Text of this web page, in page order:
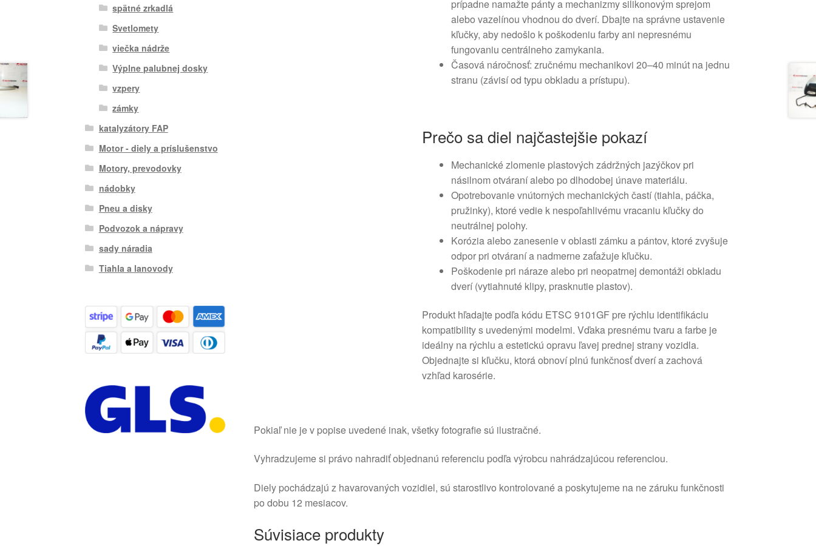
prípadne namažte pánty a mechanizmy silikonovým sprejom
alebo vazelínou vhodnou do dverí. Dbajte na správne ustavenie
kľučky, aby nedošlo k poškodeniu farby ani nepresnému
fungovaniu centrálneho zamykania.
Časová náročnosť: zručnému mechanikovi 20–40 minút na jednu
stranu (závisí od typu obkladu a prístupu).
Prečo sa diel najčastejšie pokazí
Mechanické zlomenie plastových zádržných jazýčkov pri
násilnom otváraní alebo po dlhodobej únave materiálu.
Opotrebovanie vnútorných mechanických častí (tiahla, páčka,
pružinky), ktoré vedie k nespoľahlivému vracaniu kľučky do
neutrálnej polohy.
Korózia alebo zanesenie v oblasti zámku a pántov, ktoré zvyšuje
odpor pri otváraní a nadmerne zaťažuje kľučku.
Poškodenie pri náraze alebo pri neopatrnej demontáži obkladu
dverí (vytiahnuté klipy, prasknutie plastov).
Produkt hľadajte podľa kódu ETSC 9101GF pre rýchlu identifikáciu
kompatibility s uvedenými modelmi. Vďaka presnému tvaru a farbe je
ideálny na rýchlu a estetickú opravu ľavej prednej strany vozidla.
Objednajte si kľučku, ktorá obnoví plnú funkčnosť dverí a zachová
vzhľad karosérie.
Pokiaľ nie je v popise uvedené inak, všetky fotografie sú ilustračné.
Vyhradzujeme si právo nahradiť objednanú referenciu podľa výrobcu nahrádzajúcou referenciou.
Diely pochádzajú z havarovaných vozidiel, sú starostlivo kontrolované a poskytujeme na ne záruku funkčnosti
po dobu 12 mesiacov.
Súvisiace produkty
spätné zrkadlá
Svetlomety
viečka nádrže
Výplne palubnej dosky
vzpery
zámky
katalyzátory FAP
Motor - diely a príslušenstvo
Motory, prevodovky
nádobky
Pneu a disky
Podvozok a nápravy
sady náradia
Tiahla a lanovody